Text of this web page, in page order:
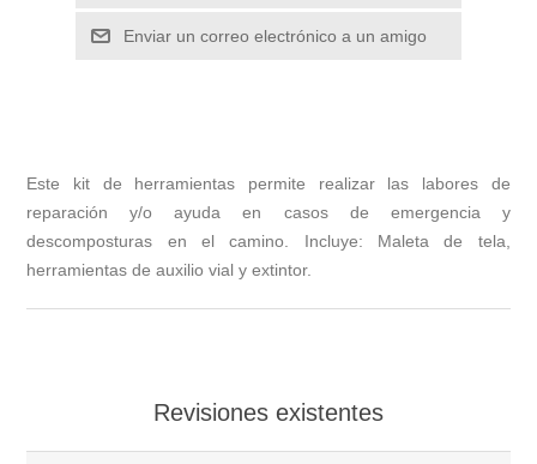
Enviar un correo electrónico a un amigo
Este kit de herramientas permite realizar las labores de
reparación y/o ayuda en casos de emergencia y
descomposturas en el camino. Incluye: Maleta de tela,
herramientas de auxilio vial y extintor.
Revisiones existentes